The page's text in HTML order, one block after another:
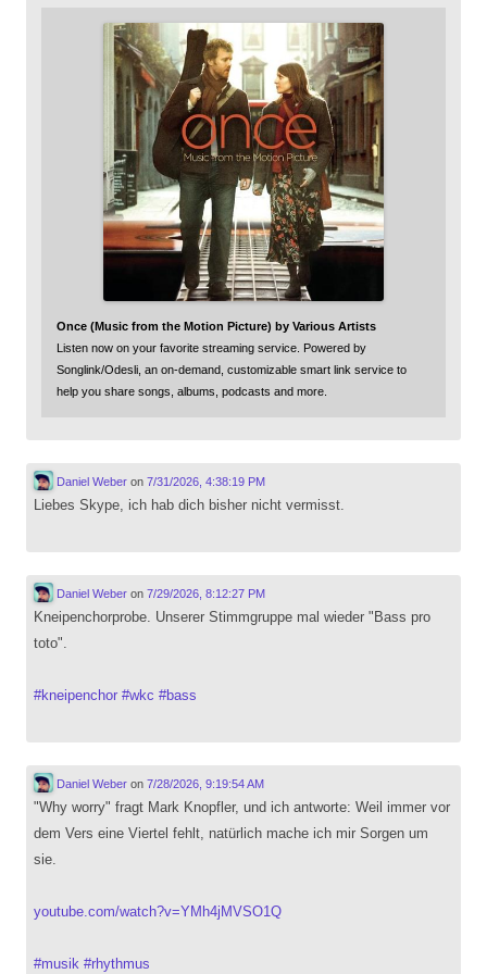
Once (Music from the Motion Picture) by Various Artists
Listen now on your favorite streaming service. Powered by
Songlink/Odesli, an on-demand, customizable smart link service to
help you share songs, albums, podcasts and more.
Daniel Weberon 7/31/2026, 4:38:19 PM
Liebes Skype, ich hab dich bisher nicht vermisst.
Daniel Weberon 7/29/2026, 8:12:27 PM
Kneipenchorprobe. Unserer Stimmgruppe mal wieder "Bass pro
toto".
#kneipenchor #wkc #bass
Daniel Weberon 7/28/2026, 9:19:54 AM
"Why worry" fragt Mark Knopfler, und ich antworte: Weil immer vor
dem Vers eine Viertel fehlt, natürlich mache ich mir Sorgen um
sie.
youtube.com/watch?v=YMh4jMVSO1Q
#musik #rhythmus